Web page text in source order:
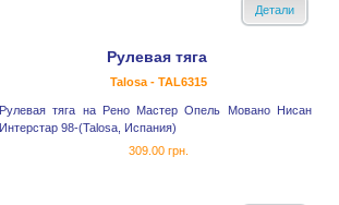
Детали
Рулевая тяга
Talosa - TAL6315
Рулевая тяга на Рено Мастер Опель Мовано Нисан
Интерстар 98-(Talosa, Испания)
309.00 грн.